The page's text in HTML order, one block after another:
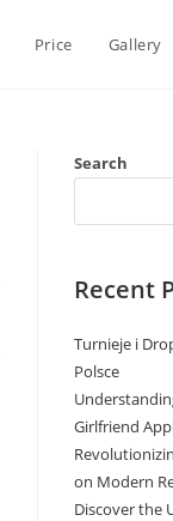
Price Gallery
Search
Recent
Turnieje i
Polsce
Girlfriend
on Modern
Discover the